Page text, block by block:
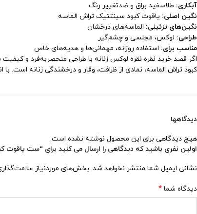
آبکاری: طلاسفید براق و ضد‌تغییر رنگ
نگین اصلی: یاقوت کبود سینتتیک تراش الماسه
نگین‌های تزئینی: الماسه‌های درخشان
طراحی: لوکس، مجلسی و چشم‌گیر
مناسب برای: استفاده روزانه، مهمانی‌ها و هدیه‌های خاص
کبود تراش الماسه، نمادی از ظرافت، وقار و درخشندگی زنانه
دیدگاهها
هیچ دیدگاهی برای این محصول نوشته نشده است.
اولین نفری باشید که دیدگاهی را ارسال می کنید برای “ست یاقوت کبود
نشانی ایمیل شما منتشر نخواهد شد. بخش‌های موردنیاز
دیدگاه شما *